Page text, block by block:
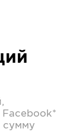
Facebook*
сумму